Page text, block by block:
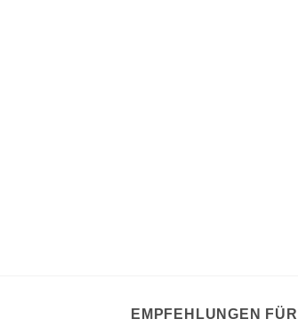
EMPFEHLUNGEN